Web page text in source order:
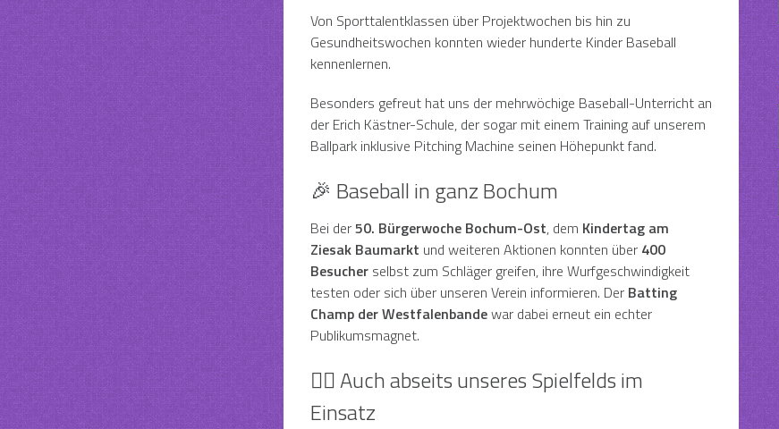
Von Sporttalentklassen über Projektwochen bis hin zu
Gesundheitswochen konnten wieder hunderte Kinder Baseball
kennenlernen.
Besonders gefreut hat uns der mehrwöchige Baseball-Unterricht an
der Erich Kästner-Schule, der sogar mit einem Training auf unserem
Ballpark inklusive Pitching Machine seinen Höhepunkt fand.
🎉 Baseball in ganz Bochum
Bei der50. Bürgerwoche Bochum-Ost, dem Kindertag am
Ziesak Baumarkt und weiteren Aktionen konnten über 400
Besucher selbst zum Schläger greifen, ihre Wurfgeschwindigkeit
testen oder sich über unseren Verein informieren. Der Batting
Champ der Westfalenbandewar dabei erneut ein echter
Publikumsmagnet.
👨‍⚖️ Auch abseits unseres Spielfelds im
Einsatz